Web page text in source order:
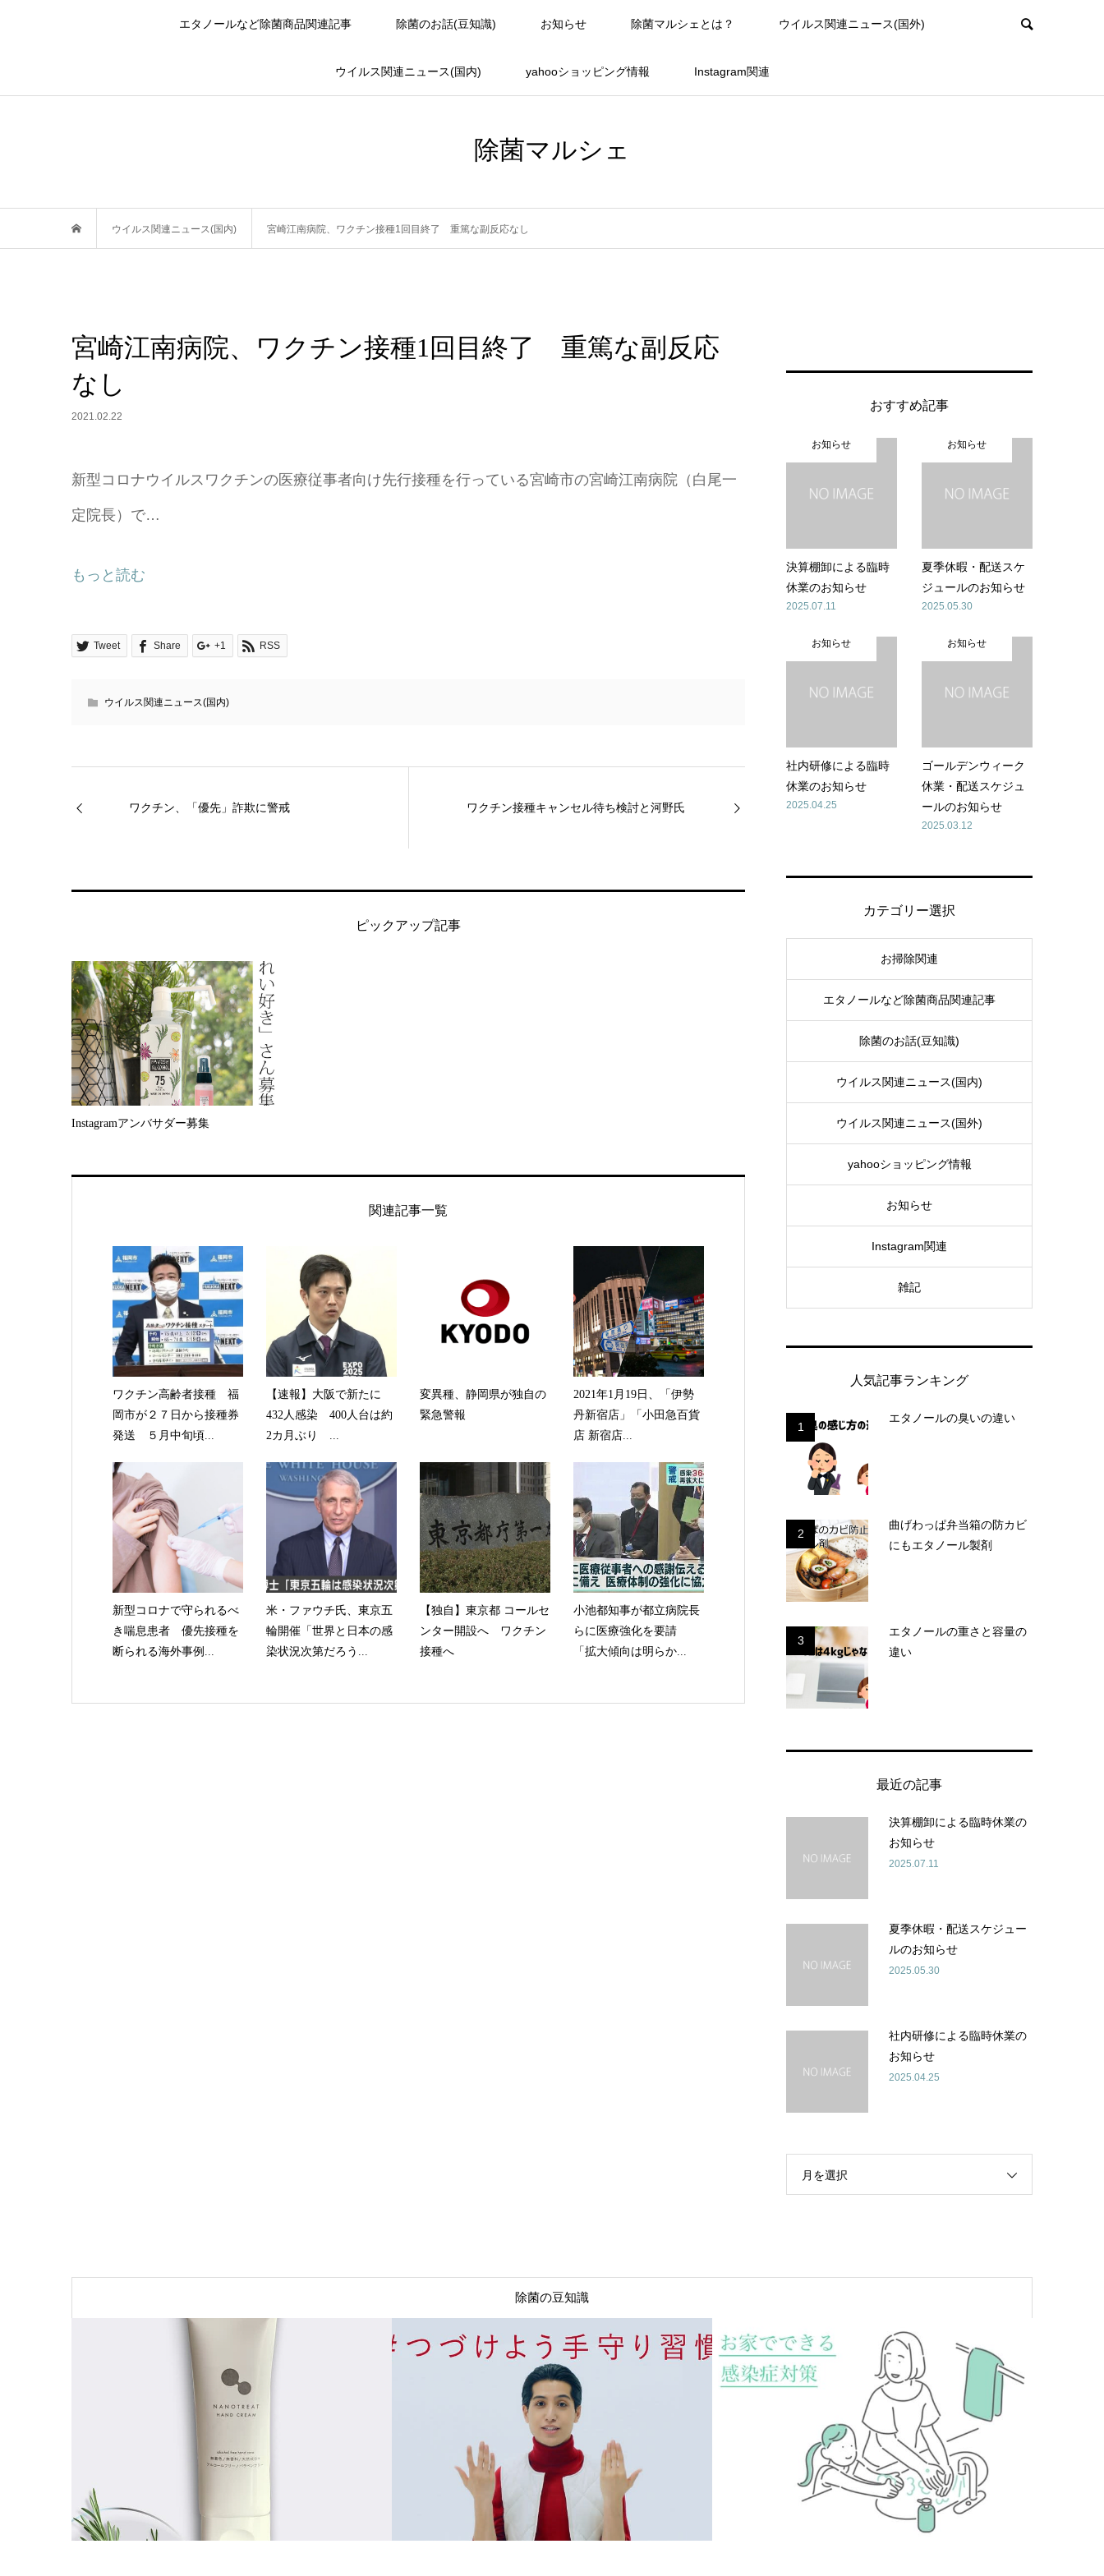
エタノールなど除菌商品関連記事 除菌のお話(豆知識) お知らせ 除菌マルシェとは？ ウイルス関連ニュース(国外)
ウイルス関連ニュース(国内) yahooショッピング情報 Instagram関連
除菌マルシェ
ウイルス関連ニュース(国内) 宮崎江南病院、ワクチン接種1回目終了 重篤な副反応なし
宮崎江南病院、ワクチン接種1回目終了 重篤な副反応
なし
2021.02.22
新型コロナウイルスワクチンの医療従事者向け先行接種を行っている宮崎市の宮崎江南病院（白尾一
定院長）で…
もっと読む
Tweet Share +1 RSS
ウイルス関連ニュース(国内)
ワクチン、「優先」詐欺に警戒 ワクチン接種キャンセル待ち検討と河野氏
ピックアップ記事
Instagramアンバサダー募集
関連記事一覧
ワクチン高齢者接種 福
岡市が２７日から接種券
発送 ５月中旬頃...
【速報】大阪で新たに
432人感染 400人台は約
2カ月ぶり ...
変異種、静岡県が独自の
緊急警報
2021年1月19日、「伊勢
丹新宿店」「小田急百貨
店 新宿店...
新型コロナで守られるべ
き喘息患者 優先接種を
断られる海外事例...
米・ファウチ氏、東京五
輪開催「世界と日本の感
染状況次第だろう...
【独自】東京都 コールセ
ンター開設へ ワクチン
接種へ
小池都知事が都立病院長
らに医療強化を要請
「拡大傾向は明らか...
おすすめ記事
お知らせ
決算棚卸による臨時
休業のお知らせ
2025.07.11
お知らせ
夏季休暇・配送スケ
ジュールのお知らせ
2025.05.30
お知らせ
社内研修による臨時
休業のお知らせ
2025.04.25
お知らせ
ゴールデンウィーク
休業・配送スケジュ
ールのお知らせ
2025.03.12
カテゴリー選択
お掃除関連
エタノールなど除菌商品関連記事
除菌のお話(豆知識)
ウイルス関連ニュース(国内)
ウイルス関連ニュース(国外)
yahooショッピング情報
お知らせ
Instagram関連
雑記
人気記事ランキング
1
エタノールの臭いの違い
2
曲げわっぱ弁当箱の防カビ
にもエタノール製剤
3
エタノールの重さと容量の
違い
最近の記事
決算棚卸による臨時休業の
お知らせ
2025.07.11
夏季休暇・配送スケジュー
ルのお知らせ
2025.05.30
社内研修による臨時休業の
お知らせ
2025.04.25
月を選択
除菌の豆知識